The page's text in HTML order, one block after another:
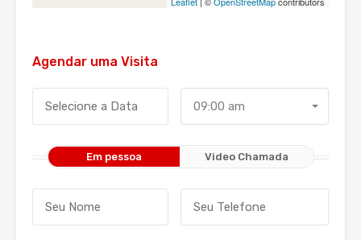
Agendar uma Visita
09:00 am
Em pessoa Video Chamada